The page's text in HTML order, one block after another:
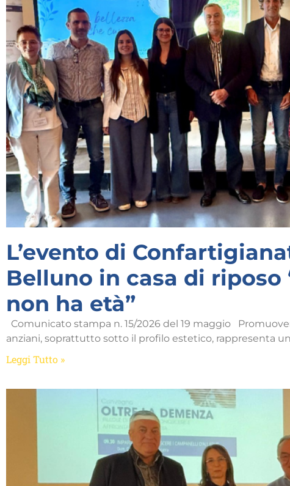
L’evento di
Belluno in casa di riposo
non ha età”
Comunicato stampa n. 15/2026 del 19 maggio
anziani, soprattutto sotto il profilo estetico, rappresenta
Leggi Tutto »